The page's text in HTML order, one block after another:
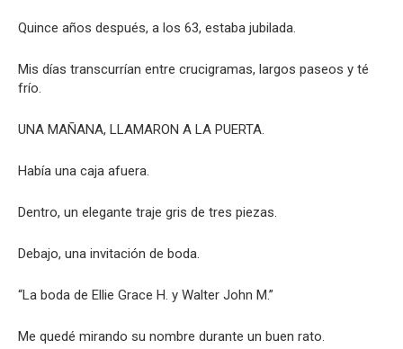
Quince años después, a los 63, estaba jubilada.
Mis días transcurrían entre crucigramas, largos paseos y té
frío.
UNA MAÑANA, LLAMARON A LA PUERTA.
Había una caja afuera.
Dentro, un elegante traje gris de tres piezas.
Debajo, una invitación de boda.
“La boda de Ellie Grace H. y Walter John M.”
Me quedé mirando su nombre durante un buen rato.